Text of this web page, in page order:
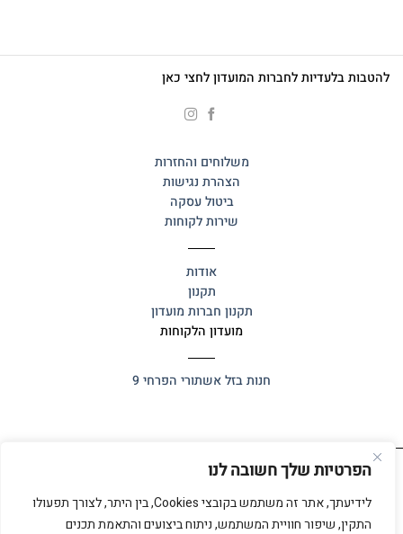
הפרטיות שלך חשובה לנו
לידיעתך, אתר זה משתמש בקובצי Cookies, בין היתר, לצורך תפעולו
התקין, שיפור חוויית המשתמש, ניתוח ביצועים והתאמת תכנים
להטבות בלעדיות לחברות המועדון לחצי כאן
משלוחים והחזרות
הצהרת נגישות
ביטול עסקה
שירות לקוחות
אודות
תקנון
תקנון חברות מועדון
מועדון הלקוחות
חנות בזלאשתורי הפרחי 9
כל הזכויות שמורות 2025 © אלף אלף